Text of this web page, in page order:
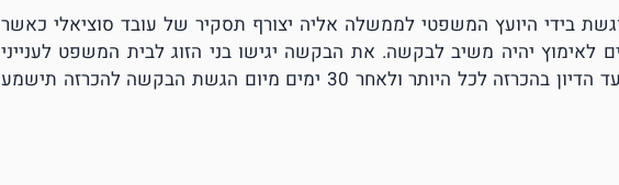
בידי היועץ המשפטי לממשלה אליה יצורף תסקיר של עובד סוציאלי כאשר
יהיה משיב לבקשה. את הבקשה יגישו בני הזוג לבית המשפט לענייני
משפחה שתחום שיפוטו מצוי הילד. מועד הדיון בהכרזה לכל היותר ולאחר 30 ימים מיום הגשת הבקשה להכרזה תישמע